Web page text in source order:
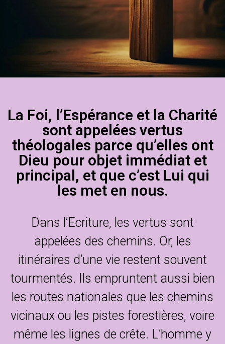
La Foi, l’Espérance et la Charité
sont appelées vertus
théologales parce qu’elles ont
Dieu pour objet immédiat et
principal, et que c’est Lui qui
les met en nous.
Dans l’Ecriture, les vertus sont
appelées des chemins. Or, les
itinéraires d’une vie restent souvent
tourmentés. Ils empruntent aussi bien
les routes nationales que les chemins
vicinaux ou les pistes forestières, voire
même les lignes de crête. L’homme y